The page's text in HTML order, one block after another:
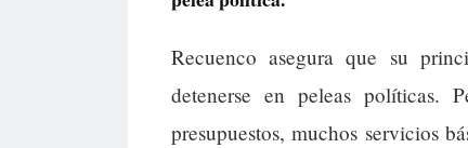
Recuenco asegura que su
detenerse en peleas
presupuestos, muchos servicios